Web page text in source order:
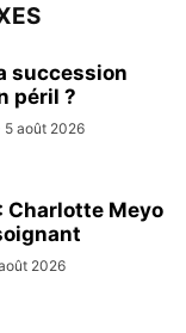
succession
péril ?
5 août 2026
Charlotte Meyo
2026